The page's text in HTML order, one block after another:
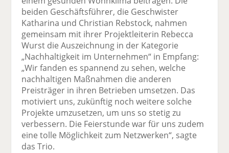
beiden Geschäftsführer, die Geschwister
Katharina und Christian Rebstock, nahmen
gemeinsam mit ihrer Projektleiterin Rebecca
Wurst die Auszeichnung in der Kategorie
„Nachhaltigkeit im Unternehmen“ in Empfang:
„Wir fanden es spannend zu sehen, welche
nachhaltigen Maßnahmen die anderen
Preisträger in ihren Betrieben umsetzen. Das
motiviert uns, zukünftig noch weitere solche
Projekte umzusetzen, um uns so stetig zu
verbessern. Die Feierstunde war für uns zudem
eine tolle Möglichkeit zum Netzwerken“, sagte
das Trio.